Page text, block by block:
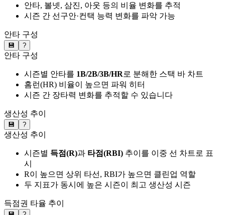
안타, 볼넷, 삼진, 아웃 등의 비율 변화를 추적
시즌 간 선구안·컨택 능력 변화를 파악 가능
안타 구성
💾 ?
안타 구성
시즌별 안타를 1B/2B/3B/HR로 분해한 스택 바 차트
홈런(HR) 비율이 높으면 파워 히터
시즌 간 장타력 변화를 추적할 수 있습니다
생산성 추이
💾 ?
생산성 추이
시즌별 득점(R)과 타점(RBI) 추이를 이중 선 차트로 표
시
R이 높으면 상위 타선, RBI가 높으면 클린업 역할
두 지표가 동시에 높은 시즌이 최고 생산성 시즌
득점권 타율 추이